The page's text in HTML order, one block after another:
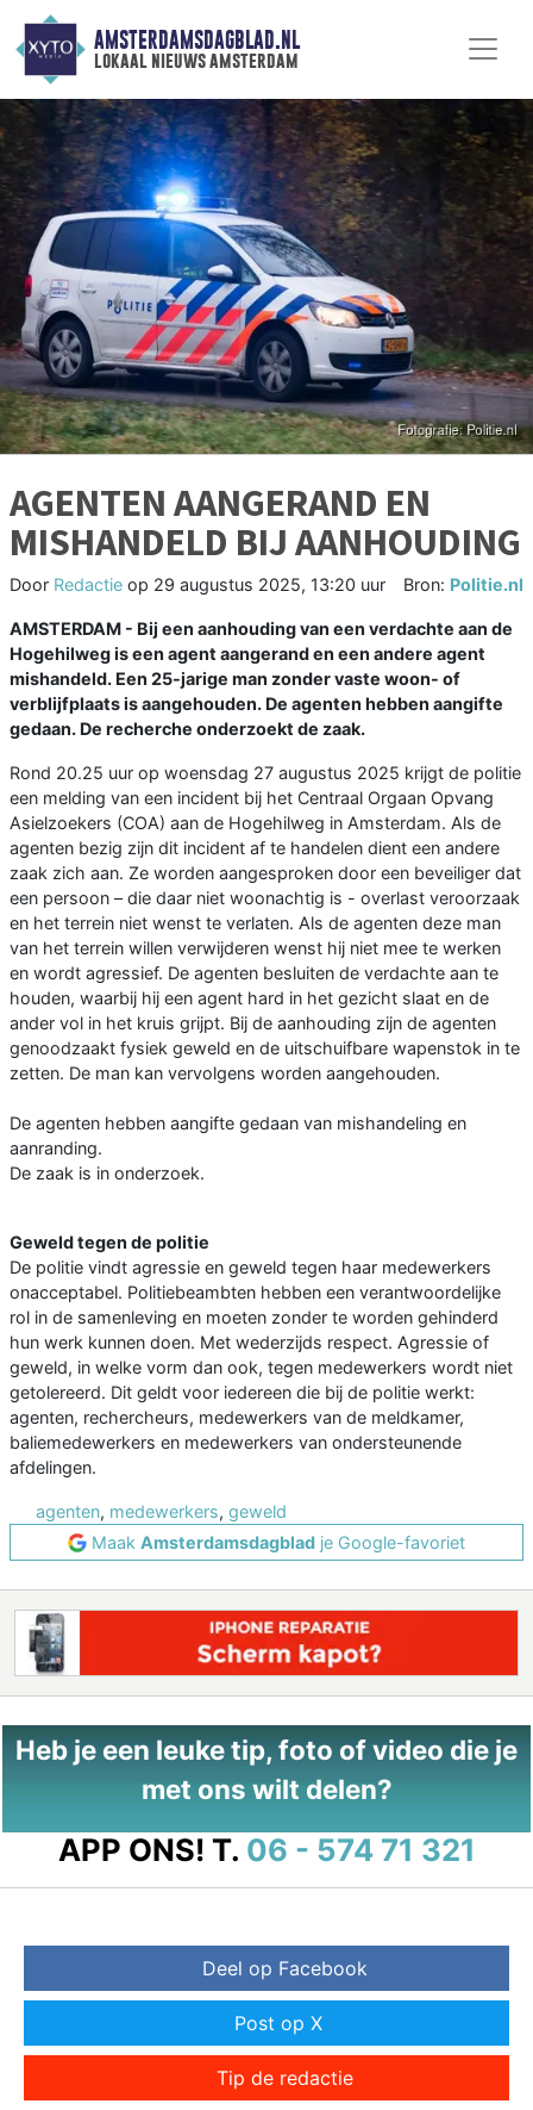
AMSTERDAMSDAGBLAD.NL
lokaal nieuws amsterdam
AGENTEN AANGERAND EN
MISHANDELD BIJ AANHOUDING
Door Redactie op 29 augustus 2025, 13:20 uur Bron: Politie.nl
AMSTERDAM - Bij een aanhouding van een verdachte aan de
Hogehilweg is een agent aangerand en een andere agent
mishandeld. Een 25-jarige man zonder vaste woon- of
verblijfplaats is aangehouden. De agenten hebben aangifte
gedaan. De recherche onderzoekt de zaak.
Rond 20.25 uur op woensdag 27 augustus 2025 krijgt de politie
een melding van een incident bij het Centraal Orgaan Opvang
Asielzoekers (COA) aan de Hogehilweg in Amsterdam. Als de
agenten bezig zijn dit incident af te handelen dient een andere
zaak zich aan. Ze worden aangesproken door een beveiliger dat
een persoon – die daar niet woonachtig is - overlast veroorzaak
en het terrein niet wenst te verlaten. Als de agenten deze man
van het terrein willen verwijderen wenst hij niet mee te werken
en wordt agressief. De agenten besluiten de verdachte aan te
houden, waarbij hij een agent hard in het gezicht slaat en de
ander vol in het kruis grijpt. Bij de aanhouding zijn de agenten
genoodzaakt fysiek geweld en de uitschuifbare wapenstok in te
zetten. De man kan vervolgens worden aangehouden.
De agenten hebben aangifte gedaan van mishandeling en
aanranding.
De zaak is in onderzoek.
Geweld tegen de politie
De politie vindt agressie en geweld tegen haar medewerkers
onacceptabel. Politiebeambten hebben een verantwoordelijke
rol in de samenleving en moeten zonder te worden gehinderd
hun werk kunnen doen. Met wederzijds respect. Agressie of
geweld, in welke vorm dan ook, tegen medewerkers wordt niet
getolereerd. Dit geldt voor iedereen die bij de politie werkt:
agenten, rechercheurs, medewerkers van de meldkamer,
baliemedewerkers en medewerkers van ondersteunende
afdelingen.
agenten, medewerkers, geweld
Maak Amsterdamsdagblad je Google-favoriet
Heb je een leuke tip, foto of video die je
met ons wilt delen?
APP ONS! T. 06 - 574 71 321
Deel op Facebook
Post op X
Tip de redactie